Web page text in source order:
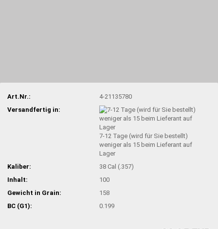
Art.Nr.:
4-21135780
Versandfertig in:
7-12 Tage (wird für Sie bestellt)
weniger als 15 beim Lieferant auf
Lager
Kaliber:
38 Cal (.357)
Inhalt:
100
Gewicht in Grain:
158
BC (G1):
0.199